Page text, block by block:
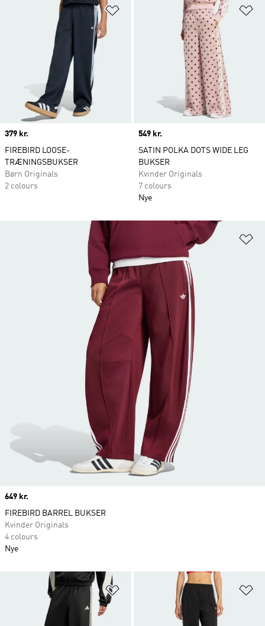
Føj til ønskeliste
Price
379 kr.
FIREBIRD LOOSE-
TRÆNINGSBUKSER
Børn Originals
2 colours
Price
549 kr.
SATIN POLKA DOTS WIDE LEG
BUKSER
Kvinder Originals
7 colours
Nye
Føj til ønskeliste
Price
649 kr.
FIREBIRD BARREL BUKSER
Kvinder Originals
4 colours
Nye